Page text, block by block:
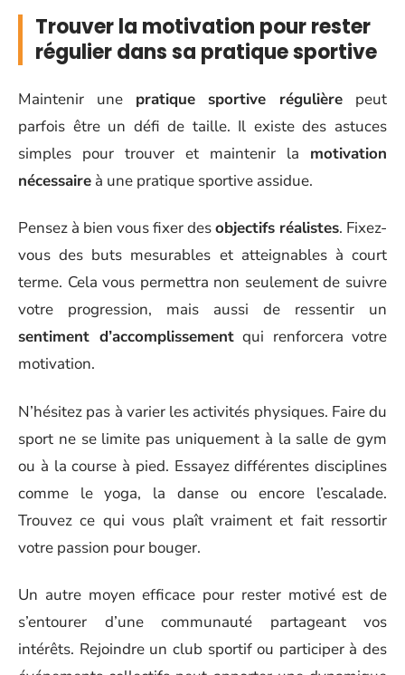
Trouver la motivation pour rester
régulier dans sa pratique sportive
Maintenir une pratique sportive régulière peut
parfois être un défi de taille. Il existe des astuces
simples pour trouver et maintenir la motivation
nécessaire à une pratique sportive assidue.
Pensez à bien vous fixer desobjectifs réalistes. Fixez-
vous des buts mesurables et atteignables à court
terme. Cela vous permettra non seulement de suivre
votre progression, mais aussi de ressentir un
sentiment d’accomplissementqui renforcera votre
motivation.
N’hésitez pas à varier les activités physiques. Faire du
sport ne se limite pas uniquement à la salle de gym
ou à la course à pied. Essayez différentes disciplines
comme le yoga, la danse ou encore l’escalade.
Trouvez ce qui vous plaît vraiment et fait ressortir
votre passion pour bouger.
Un autre moyen efficace pour rester motivé est de
s’entourer d’une communauté partageant vos
intérêts. Rejoindre un club sportif ou participer à des